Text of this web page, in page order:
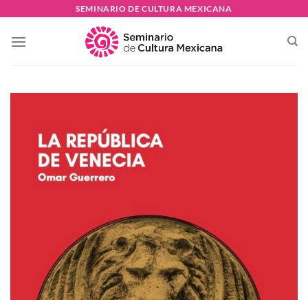
content
SEMINARIO DE CULTURA MEXICANA